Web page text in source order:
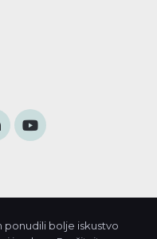
razvoj.
ponudili bolje iskustvo